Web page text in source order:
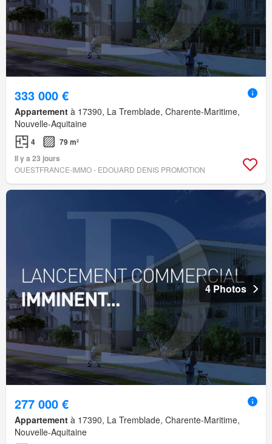
333 000 €
Appartement à 17390, La Tremblade, Charente-Maritime,
Nouvelle-Aquitaine
4
79 m²
Il y a 23 jours
OUESTFRANCE-IMMO - EDOUARD DENIS PROMOTION
4 Photos
277 000 €
Appartement à 17390, La Tremblade, Charente-Maritime,
Nouvelle-Aquitaine